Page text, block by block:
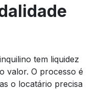
tem liquidez
valor. O processo é
o locatário precisa